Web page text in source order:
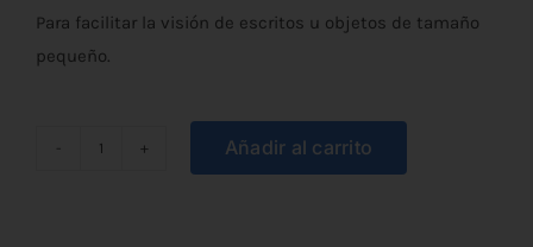
Para facilitar la visión de escritos u objetos de tamaño
pequeño.
Añadir al carrito